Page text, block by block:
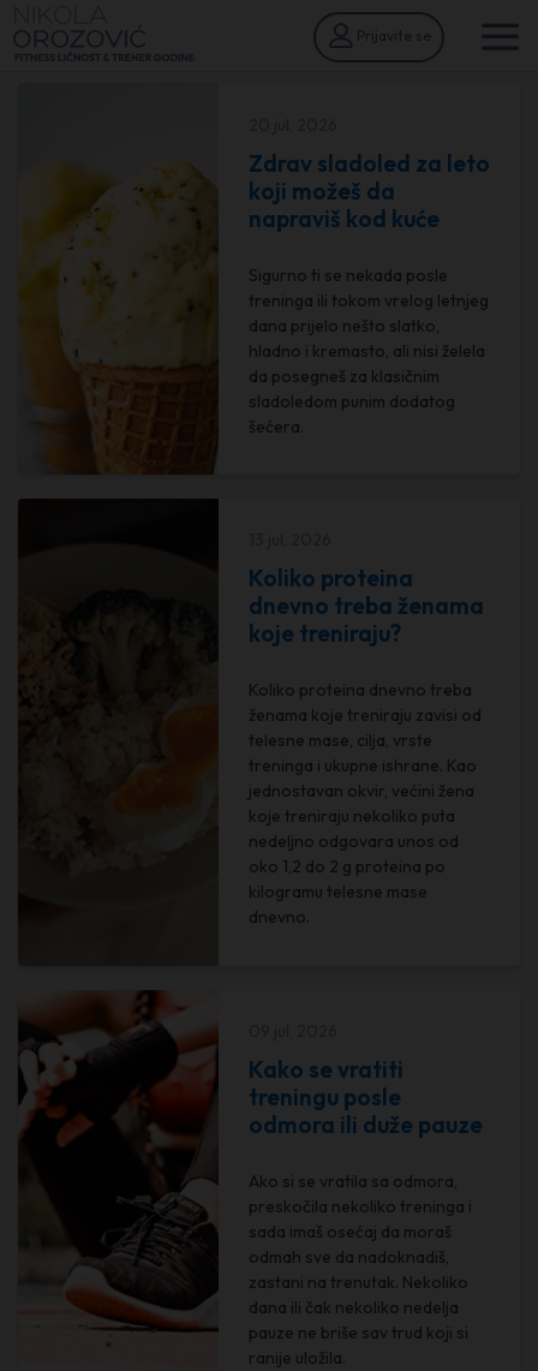
Prijavite se
Zdrav sladoled za leto
koji možeš da
napraviš kod kuće
Sigurno ti se nekada posle
treninga ili tokom vrelog letnjeg
dana prijelo nešto slatko,
hladno i kremasto, ali nisi želela
da posegneš za klasičnim
sladoledom punim dodatog
šećera.
Koliko proteina
dnevno treba ženama
koje treniraju?
Koliko proteina dnevno treba
ženama koje treniraju zavisi od
telesne mase, cilja, vrste
treninga i ukupne ishrane. Kao
jednostavan okvir, većini žena
koje treniraju nekoliko puta
nedeljno odgovara unos od
oko 1,2 do 2 g proteina po
kilogramu telesne mase
dnevno.
Kako se vratiti
treningu posle
odmora ili duže pauze
Ako si se vratila sa odmora,
preskočila nekoliko treninga i
sada imaš osećaj da moraš
odmah sve da nadoknadiš,
zastani na trenutak. Nekoliko
dana ili čak nekoliko nedelja
pauze ne briše sav trud koji si
ranije uložila.